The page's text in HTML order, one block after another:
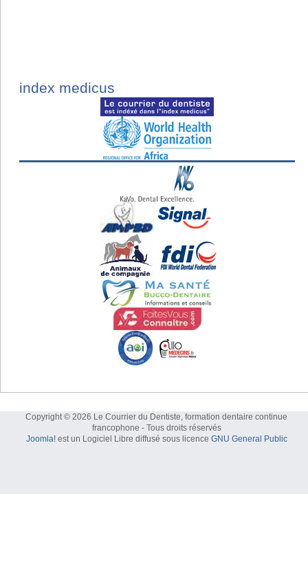
index medicus
Copyright © 2026 Le Courrier du Dentiste, formation dentaire continue
francophone - Tous droits réservés
Joomla!est un Logiciel Libre diffusé sous licence GNU General Public